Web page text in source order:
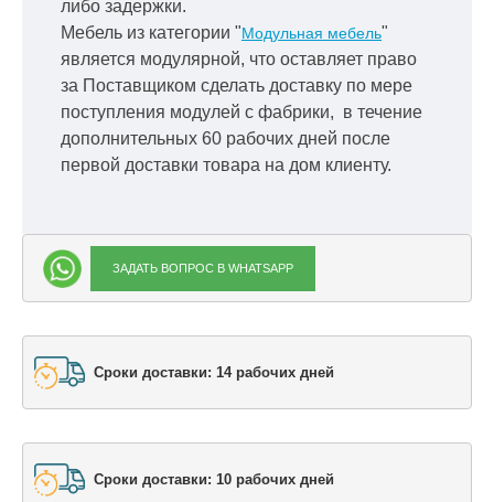
либо задержки.
Мебель из категории "Модульная мебель"
является модулярной, что оставляет право
за Поставщиком сделать доставку по мере
поступления модулей с фабрики, в течение
дополнительных 60 рабочих дней после
первой доставки товара на дом клиенту.
ЗАДАТЬ ВОПРОС В WHATSAPP
Сроки доставки: 14 рабочих дней
Сроки доставки: 10 рабочих дней